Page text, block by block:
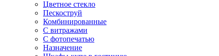
Цветное стекло
Пескоструй
Комбинированные
С витражами
С фотопечатью
Назначение